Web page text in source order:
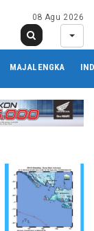
08 Agu 2026
MAJALENGKA